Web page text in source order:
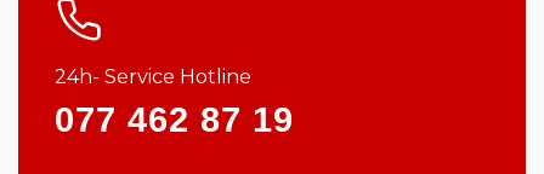
24h- Service Hotline
077 462 87 19